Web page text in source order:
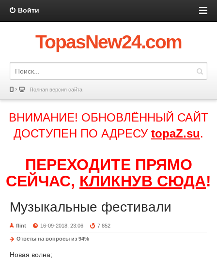
Войти
TopasNew24.com
Полная версия сайта
ВНИМАНИЕ! ОБНОВЛЁННЫЙ САЙТ
ДОСТУПЕН ПО АДРЕСУ topaZ.su.
ПЕРЕХОДИТЕ ПРЯМО
СЕЙЧАС, КЛИКНУВ СЮДА!
Музыкальные фестивали
flint 16-09-2018, 23:06 7 852
Ответы на вопросы из 94%
Новая волна;